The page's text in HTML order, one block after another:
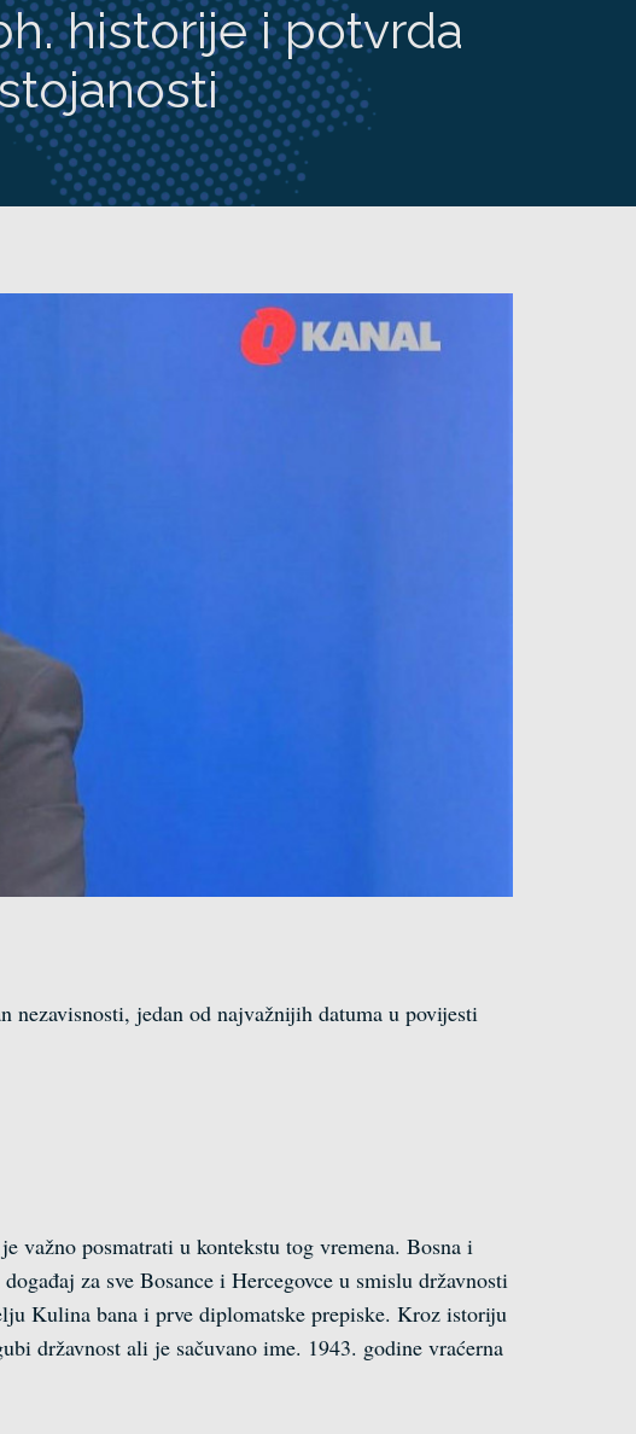
historije i potvrda
jedan od najvažnijih datuma u povijesti
važno posmatrati u kontekstu tog vremena. Bosna i
za sve Bosance i Hercegovce u smislu državnosti
Kulina bana i prve diplomatske prepiske. Kroz istoriju
državnost ali je sačuvano ime. 1943. godine vraćerna